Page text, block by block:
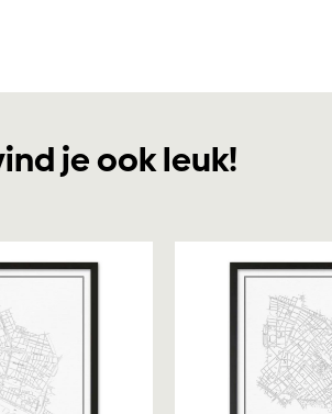
je ook leuk!